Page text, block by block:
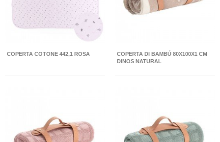
COPERTA COTONE 442,1 ROSA
COPERTA DI BAMBÚ 80X100X1 CM
DINOS NATURAL